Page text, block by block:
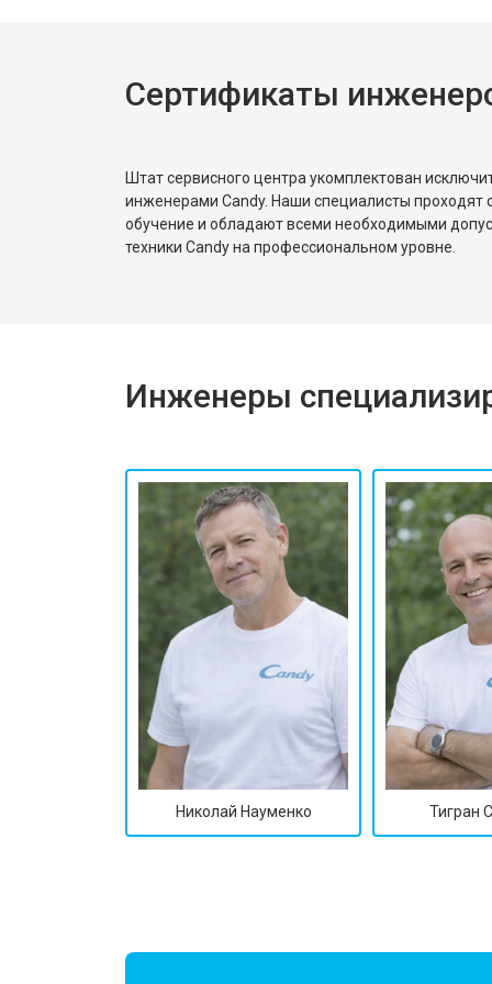
Замена платы сенсорного
Замена панели управления
Замена ТЭН
Ремонт/замена датчика
Замена замка
Ремонт электропроводки
Замена шнура питания
Корпусный ремонт (замена
Сертификаты
Штат сервисного центра укомплектован
инженерами Candy. Наши специалисты проходят
обучение и обладают всеми необходимыми
техники Candy на профессиональном уровне.
Инженеры
Николай Науменко Тигран